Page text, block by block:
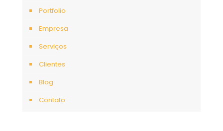
Portfolio
Empresa
Serviços
Clientes
Blog
Contato